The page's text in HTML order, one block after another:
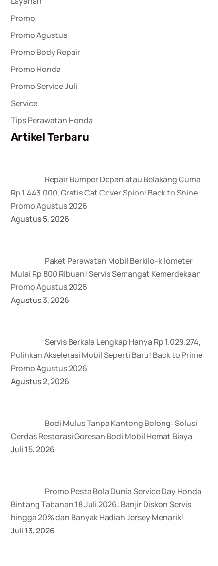
Promo
Promo Agustus
Promo Body Repair
Promo Honda
Promo Service Juli
Service
Tips Perawatan Honda
Artikel Terbaru
Repair Bumper Depan atau Belakang Cuma
Rp 1.443.000, Gratis Cat Cover Spion! Back to Shine
Promo Agustus 2026
Agustus 5, 2026
Paket Perawatan Mobil Berkilo-kilometer
Mulai Rp 800 Ribuan! Servis Semangat Kemerdekaan
Promo Agustus 2026
Agustus 3, 2026
Servis Berkala Lengkap Hanya Rp 1.029.274,
Pulihkan Akselerasi Mobil Seperti Baru! Back to Prime
Promo Agustus 2026
Agustus 2, 2026
Bodi Mulus Tanpa Kantong Bolong: Solusi
Cerdas Restorasi Goresan Bodi Mobil Hemat Biaya
Juli 15, 2026
Promo Pesta Bola Dunia Service Day Honda
Bintang Tabanan 18 Juli 2026: Banjir Diskon Servis
hingga 20% dan Banyak Hadiah Jersey Menarik!
Juli 13, 2026